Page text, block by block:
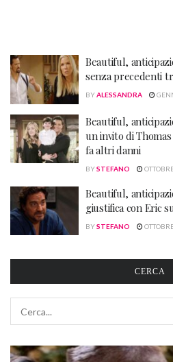
Beautiful,
senza precedenti
BYALESSANDRA
Beautiful,
un invito di
fa altri danni
BYSTEFANO
Beautiful,
giustifica con Eric
BYSTEFANO
CERCA